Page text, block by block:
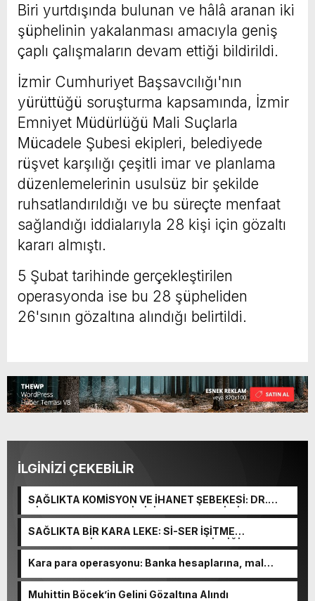
Biri yurtdışında bulunan ve hâlâ aranan iki
şüphelinin yakalanması amacıyla geniş
çaplı çalışmaların devam ettiği bildirildi.
İzmir Cumhuriyet Başsavcılığı'nın
yürüttüğü soruşturma kapsamında, İzmir
Emniyet Müdürlüğü Mali Suçlarla
Mücadele Şubesi ekipleri, belediyede
rüşvet karşılığı çeşitli imar ve planlama
düzenlemelerinin usulsüz bir şekilde
ruhsatlandırıldığı ve bu süreçte menfaat
sağlandığı iddialarıyla 28 kişi için gözaltı
kararı almıştı.
5 Şubat tarihinde gerçekleştirilen
operasyonda ise bu 28 şüpheliden
26'sının gözaltına alındığı belirtildi.
İLGİNİZİ ÇEKEBİLİR
SAĞLIKTA KOMİSYON VE İHANET ŞEBEKESİ: DR.
NİHAT URUÇ VE SEMİH İŞİTME MERKEZİ’NİN SGK
VURGUNU!
SAĞLIKTA BİR KARA LEKE: Sİ-SER İŞİTME
MERKEZLERİ VE MODERN UMUT TACİRLİĞİ
Kara para operasyonu: Banka hesaplarına, mal
Muhittin Böcek’in Gelini Gözaltına Alındı